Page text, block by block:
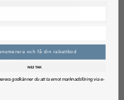
förnyelse – ESD
ESD
och få din rabattkod
NEJ TAK
godkänner du att ta emot marknadsföring via e-